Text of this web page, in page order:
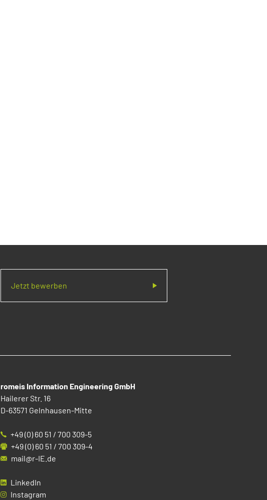
Jetzt bewerben
romeis Information Engineering GmbH
Hailerer Str. 16
D-63571 Gelnhausen-Mitte
+49 (0) 60 51 / 700 309-5
+49 (0) 60 51 / 700 309-4
mail@r-IE.de
LinkedIn
Instagram